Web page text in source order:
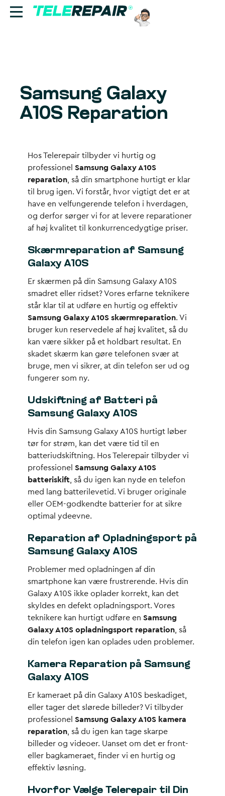
Find butik
Ring til os:
+45 70 60 55 90
Samsung Galaxy
A10S Reparation
Hos Telerepair tilbyder vi hurtig og
professionel Samsung Galaxy A10S
reparation , så din smartphone hurtigt er klar
til brug igen. Vi forstår, hvor vigtigt det er at
have en velfungerende telefon i hverdagen,
og derfor sørger vi for at levere reparationer
af høj kvalitet til konkurrencedygtige priser.
Skærmreparation af Samsung
Galaxy A10S
Er skærmen på din Samsung Galaxy A10S
smadret eller ridset? Vores erfarne teknikere
står klar til at udføre en hurtig og effektiv
Samsung Galaxy A10S skærmreparation. Vi
bruger kun reservedele af høj kvalitet, så du
kan være sikker på et holdbart resultat. En
skadet skærm kan gøre telefonen svær at
bruge, men vi sikrer, at din telefon ser ud og
fungerer som ny.
Udskiftning af Batteri på
Samsung Galaxy A10S
Hvis din Samsung Galaxy A10S hurtigt løber
tør for strøm, kan det være tid til en
batteriudskiftning. Hos Telerepair tilbyder vi
professionel Samsung Galaxy A10S
batteriskift , så du igen kan nyde en telefon
med lang batterilevetid. Vi bruger originale
eller OEM-godkendte batterier for at sikre
optimal ydeevne.
Reparation af Opladningsport på
Samsung Galaxy A10S
Problemer med opladningen af din
smartphone kan være frustrerende. Hvis din
Galaxy A10S ikke oplader korrekt, kan det
skyldes en defekt opladningsport. Vores
teknikere kan hurtigt udføre en Samsung
Galaxy A10S opladningsport reparation , så
din telefon igen kan oplades uden problemer.
Kamera Reparation på Samsung
Galaxy A10S
Er kameraet på din Galaxy A10S beskadiget,
eller tager det slørede billeder? Vi tilbyder
professionel Samsung Galaxy A10S kamera
reparation , så du igen kan tage skarpe
billeder og videoer. Uanset om det er front-
eller bagkameraet, finder vi en hurtig og
effektiv løsning.
Hvorfor Vælge Telerepair til Din